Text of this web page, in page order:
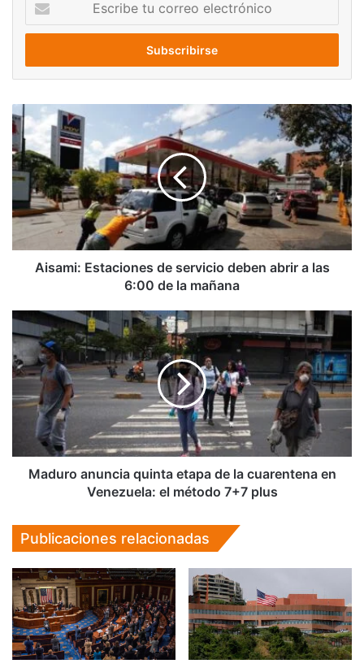
correo
Aisami:
Estaciones
de
servicio
deben
abrir
a
6:00
Aisami: Estaciones de servicio deben abrir a las
6:00 de la mañana
Maduro
anuncia
quinta
etapa
la
cuarentena
Venezuela:
plus
Maduro anuncia quinta etapa de la cuarentena en
Venezuela: el método 7+7 plus
Publicaciones relacionadas